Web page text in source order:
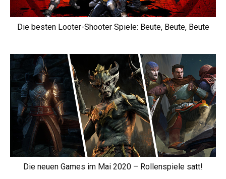
Die besten Looter-Shooter Spiele: Beute, Beute, Beute
Die neuen Games im Mai 2020 – Rollenspiele satt!